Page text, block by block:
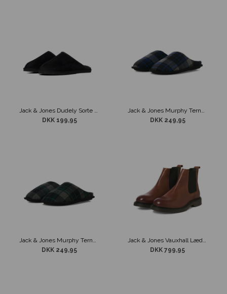
Jack & Jones Dudely Sorte Mikrofiber Slippers
DKK 199,95
Jack & Jones Murphy Ternet Slippers Blå
DKK 249,95
Jack & Jones Murphy Ternet Slippers Grøn
DKK 249,95
Jack & Jones Vauxhall Læder Chelsea Støvle Cognac
DKK 799,95